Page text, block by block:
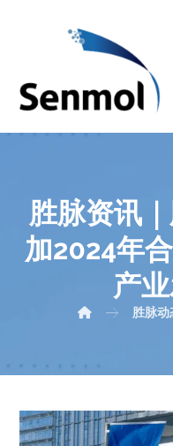
胜脉资讯
加2024年
产
胜脉动